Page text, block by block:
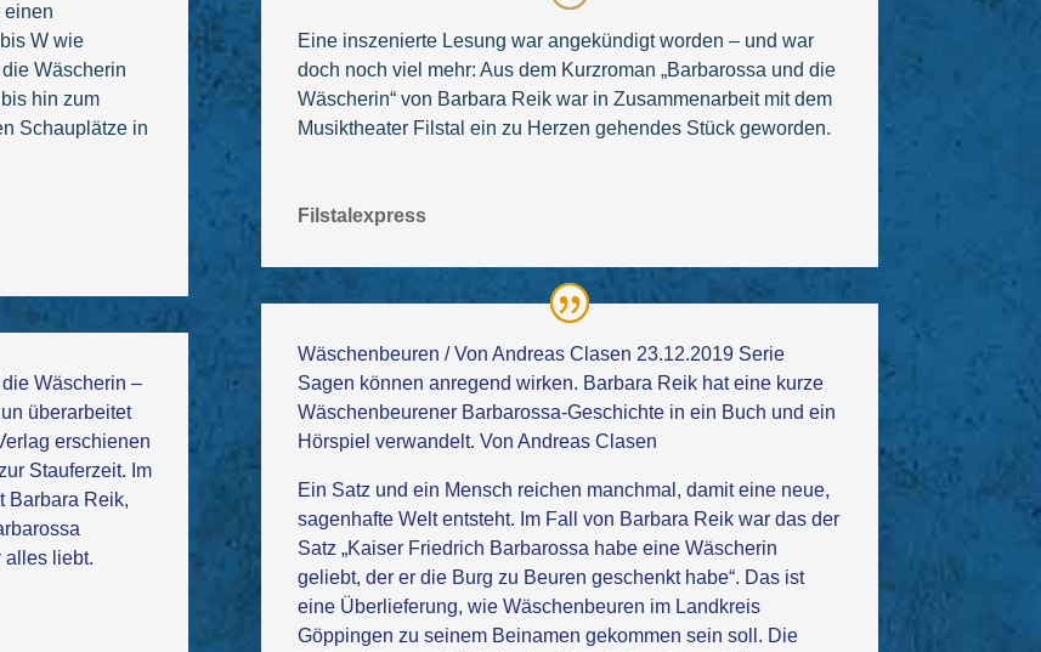
einen
W wie
Wäscherin
hin zum
Schauplätze in
Wäscherin –
überarbeitet
erschienen
Stauferzeit. Im
Barbara Reik,
alles liebt.
Eine inszenierte Lesung war angekündigt worden – und war
doch noch viel mehr: Aus dem Kurzroman „Barbarossa und die
Wäscherin“ von Barbara Reik war in Zusammenarbeit mit dem
Musiktheater Filstal ein zu Herzen gehendes Stück geworden.
Filstalexpress
Wäschenbeuren / Von Andreas Clasen 23.12.2019 Serie
Sagen können anregend wirken. Barbara Reik hat eine kurze
Wäschenbeurener Barbarossa-Geschichte in ein Buch und ein
Hörspiel verwandelt. Von Andreas Clasen
Ein Satz und ein Mensch reichen manchmal, damit eine neue,
sagenhafte Welt entsteht. Im Fall von Barbara Reik war das der
Satz „Kaiser Friedrich Barbarossa habe eine Wäscherin
geliebt, der er die Burg zu Beuren geschenkt habe“. Das ist
eine Überlieferung, wie Wäschenbeuren im Landkreis
Göppingen zu seinem Beinamen gekommen sein soll. Die